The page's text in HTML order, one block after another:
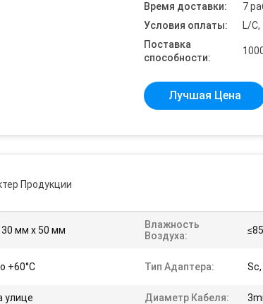
Время доставки:
7
Условия оплаты:
L/
Поставка
способности:
Лучшая Цена
Продукции
мм х 50 мм
Влажность
Воздуха:
+60°C Тип Адаптера: Sc,
улице Диаметр Кабеля: